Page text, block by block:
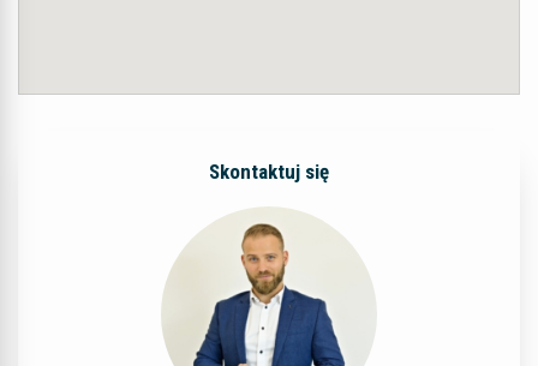
Skontaktuj się